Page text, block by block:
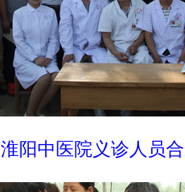
淮阳中医院义诊人员